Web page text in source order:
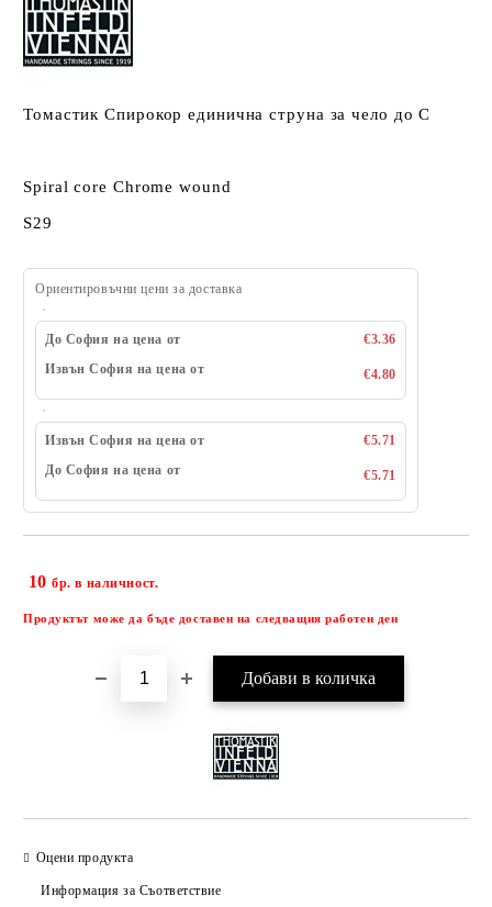
Томастик Спирокор единична струна за чело до C
Spiral core Chrome wound
S29
Ориентировъчни цени за доставка
До София на цена от
€3.36
Извън София на цена от
€4.80
Извън София на цена от
€5.71
До София на цена от
€5.71
10 бр. в наличност.
Продуктът може да бъде доставен на следващия работен ден
Оцени продукта
Информация за Съответствие